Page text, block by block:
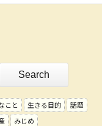
こと 生きる目的
話題
みじめ